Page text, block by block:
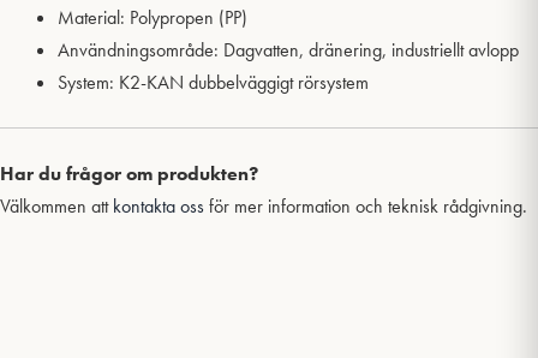
Material: Polypropen (PP)
Användningsområde: Dagvatten, dränering, industriellt avlopp
System: K2-KAN dubbelväggigt rörsystem
Har du frågor om produkten?
Välkommen attkontakta ossför mer information och teknisk rådgivning.